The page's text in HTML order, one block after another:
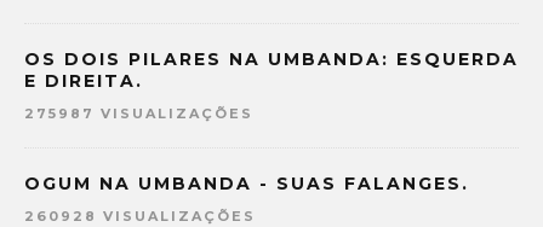
OS DOIS PILARES NA UMBANDA: ESQUERDA
E DIREITA.
275987 VISUALIZAÇÕES
OGUM NA UMBANDA - SUAS FALANGES.
260928 VISUALIZAÇÕES